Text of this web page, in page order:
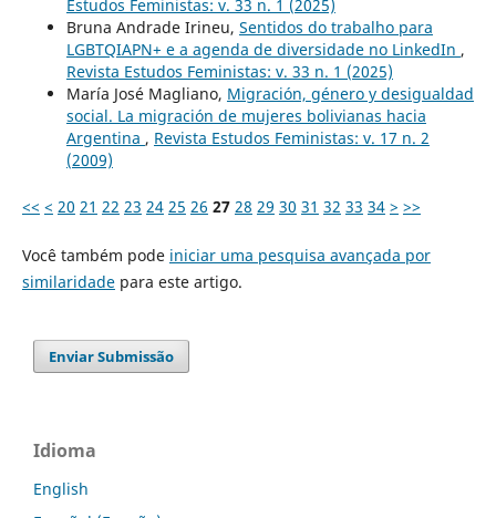
Estudos Feministas: v. 33 n. 1 (2025)
Bruna Andrade Irineu, Sentidos do trabalho para
LGBTQIAPN+ e a agenda de diversidade no LinkedIn ,
Revista Estudos Feministas: v. 33 n. 1 (2025)
María José Magliano, Migración, género y desigualdad
social. La migración de mujeres bolivianas hacia
Argentina , Revista Estudos Feministas: v. 17 n. 2
(2009)
<< < 20 21 22 23 24 25 26 27 28 29 30 31 32 33 34 > >>
Você também pode iniciar uma pesquisa avançada por
similaridadepara este artigo.
Enviar Submissão
Idioma
English